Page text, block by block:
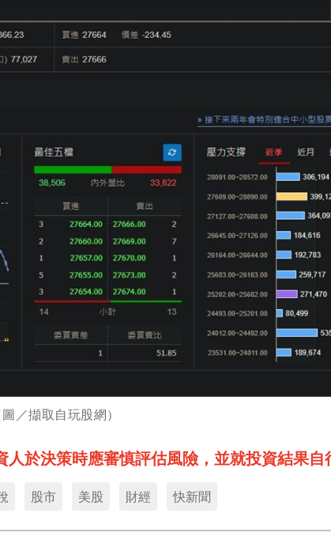
圖／擷取自玩股網）
於決策時應審慎評估風險，並就投資結果自
股市 美股 財經 快新聞